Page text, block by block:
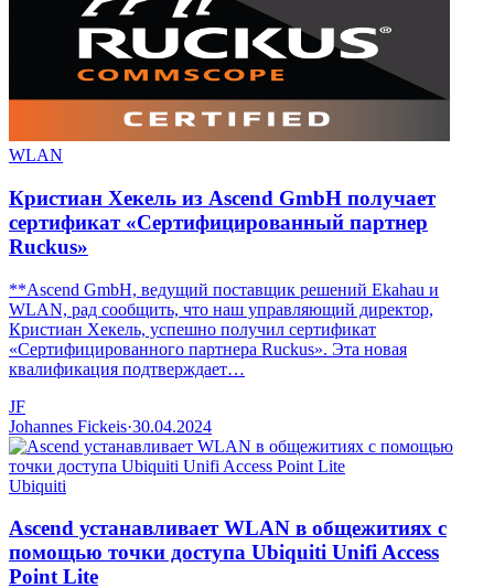
WLAN
Кристиан Хекель из Ascend GmbH получает
сертификат «Сертифицированный партнер
Ruckus»
**Ascend GmbH, ведущий поставщик решений Ekahau и
WLAN, рад сообщить, что наш управляющий директор,
Кристиан Хекель, успешно получил сертификат
«Сертифицированного партнера Ruckus». Эта новая
квалификация подтверждает…
JF
Johannes Fickeis·30.04.2024
Ubiquiti
Ascend устанавливает WLAN в общежитиях с
помощью точки доступа Ubiquiti Unifi Access
Point Lite